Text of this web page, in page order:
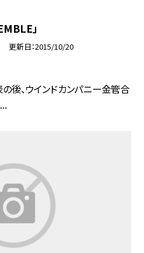
」
更新日 2015/10/20
後、ウインドカンパニー金管合